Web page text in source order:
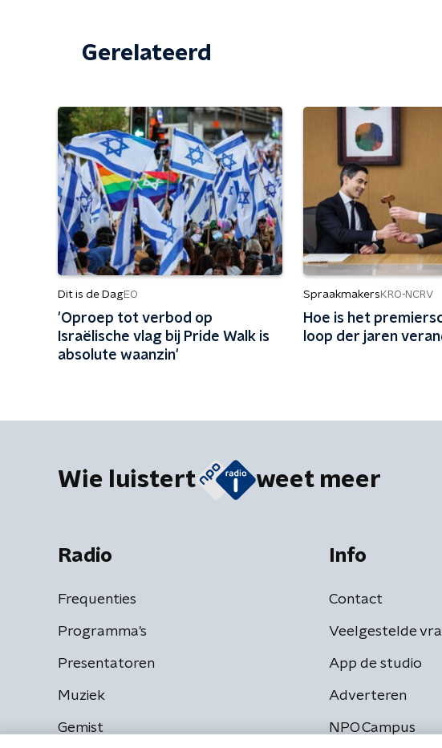
Gerelateerd
Dit is de DagEO
'Oproep tot verbod op
Israëlische vlag bij Pride Walk is
absolute waanzin'
Spraakmakers KRO-NCRV
Hoe is het
loop der jaren
Wie luistert weet meer
Radio
Frequenties
Programma's
Presentatoren
Muziek
Gemist
Info
Contact
Veelgestelde
App de studio
Adverteren
NPO Campus